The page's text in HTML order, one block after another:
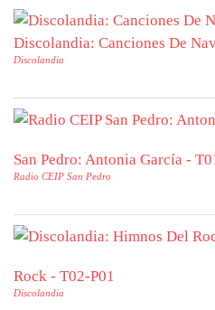
Discolandia: Canciones De
Discolandia
San Pedro: Antonia García -
Radio CEIP San Pedro
Rock - T02-P01
Discolandia